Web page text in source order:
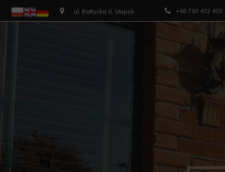
ul. Bałtycka 8, Słupsk +48 793 432 403